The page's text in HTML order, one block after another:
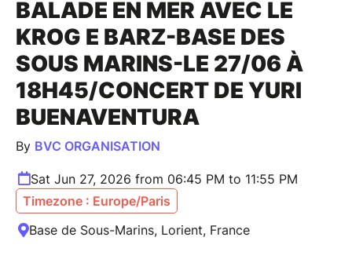
BALADE EN MER AVEC LE
KROG E BARZ-BASE DES
SOUS MARINS-LE 27/06 À
18H45/CONCERT DE YURI
BUENAVENTURA
By BVC ORGANISATION
Sat Jun 27, 2026 from 06:45 PM to 11:55 PM
Timezone : Europe/Paris
Base de Sous-Marins, Lorient, France